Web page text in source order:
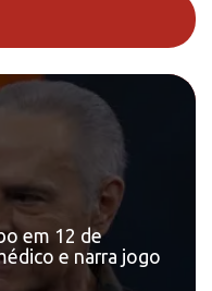
em 12 de
e narra jogo